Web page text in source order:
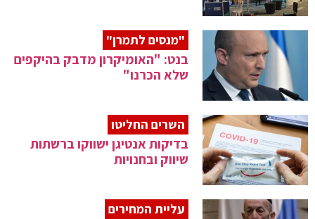
"מנסים לתמרן"
בנט: "האומיקרון מדבק בהיקפים
שלא הכרנו"
השרים החליטו
בדיקות אנטיגן ישווקו ברשתות
שיווק ובחנויות
עליית המחירים